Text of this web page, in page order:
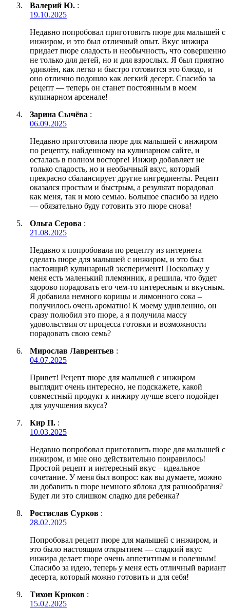
Валерий Ю. :
19.10.2025
Недавно попробовал приготовить пюре для малышей с
инжиром, и это был отличный опыт. Вкус инжира
придает пюре сладость и необычность, что совершенно
не только для детей, но и для взрослых. Я был приятно
удивлён, как легко и быстро готовится это блюдо, и
оно отлично подошло как легкий десерт. Спасибо за
рецепт — теперь он станет постоянным в моем
кулинарном арсенале!
Зарина Сычёва :
06.09.2025
Недавно приготовила пюре для малышей с инжиром
по рецепту, найденному на кулинарном сайте, и
осталась в полном восторге! Инжир добавляет не
только сладость, но и необычный вкус, который
прекрасно сбалансирует другие ингредиенты. Рецепт
оказался простым и быстрым, а результат порадовал
как меня, так и мою семью. Большое спасибо за идею
— обязательно буду готовить это пюре снова!
Ольга Серова :
21.08.2025
Недавно я попробовала по рецепту из интернета
сделать пюре для малышей с инжиром, и это был
настоящий кулинарный эксперимент! Поскольку у
меня есть маленький племянник, я решила, что будет
здорово порадовать его чем-то интересным и вкусным.
Я добавила немного корицы и лимонного сока –
получилось очень ароматно! К моему удивлению, он
сразу полюбил это пюре, а я получила массу
удовольствия от процесса готовки и возможности
порадовать свою семь?
Мирослав Лаврентьев :
04.07.2025
Привет! Рецепт пюре для малышей с инжиром
выглядит очень интересно, не подскажете, какой
совместный продукт к инжиру лучше всего подойдет
для улучшения вкуса?
Кир П. :
10.03.2025
Недавно попробовал приготовить пюре для малышей с
инжиром, и мне оно действительно понравилось!
Простой рецепт и интересный вкус – идеальное
сочетание. У меня был вопрос: как вы думаете, можно
ли добавить в пюре немного яблока для разнообразия?
Будет ли это слишком сладко для ребенка?
Ростислав Сурков :
28.02.2025
Попробовал рецепт пюре для малышей с инжиром, и
это было настоящим открытием — сладкий вкус
инжира делает пюре очень аппетитным и полезным!
Спасибо за идею, теперь у меня есть отличный вариант
десерта, который можно готовить и для себя!
Тихон Крюков :
15.02.2025